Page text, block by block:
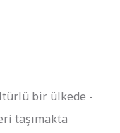
bir ülkede -
taşımakta